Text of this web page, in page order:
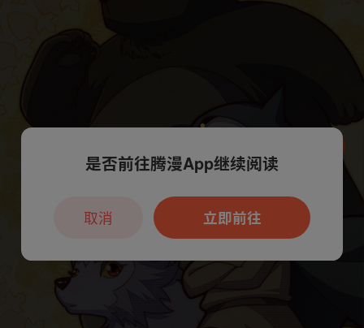
本章节仅支持App阅读，可打开App新用
户7天免费看
是否前往腾漫App继续阅读
立即前往
取消